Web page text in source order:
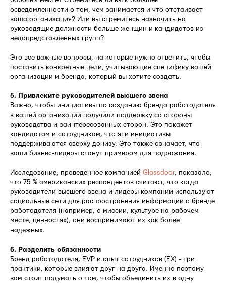
осведомленности о том, чем занимается и что отстаивает
ваша организация? Или вы стремитесь назначить на
руководящие должности больше женщин и кандидатов из
недопредставленных групп?
Это все важные вопросы, на которые нужно ответить, чтобы
поставить конкретные цели, учитывающие специфику вашей
организации и бренда, который вы хотите создать.
5. Привлеките руководителей высшего звена
Важно, чтобы инициативы по созданию бренда работодателя
в вашей организации получили поддержку со стороны
руководства и заинтересованных сторон. Это покажет
кандидатам и сотрудникам, что эти инициативы
поддерживаются сверху донизу. Это также означает, что
ваши бизнес-лидеры станут примером для подражания.
Исследование, проведенное компанией Glassdoor, показало,
что 75 % американских респондентов считают, что когда
руководители высшего звена и лидеры компании используют
социальные сети для распространения информации о бренде
работодателя (например, о миссии, культуре на рабочем
месте, ценностях), они воспринимают их как более
надежных.
6. Разделить обязанности
Бренд работодателя, EVP и опыт сотрудников (EX) - три
практики, которые влияют друг на друга. Именно поэтому
вам стоит подумать о том, чтобы объединить их в одну